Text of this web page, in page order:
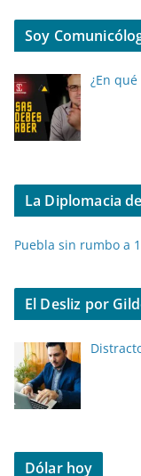
Soy
¿En
La Diplomacia
Puebla sin rumbo a
El Desliz por
Dólar hoy